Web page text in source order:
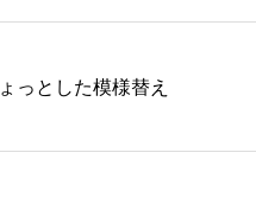
っとした模様替え